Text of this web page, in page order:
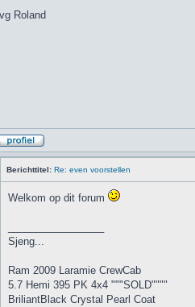
Roland
Berichttitel: Re: even voorstellen
Welkom op dit forum
Sjeng...
Ram 2009 Laramie CrewCab
5.7 Hemi 395 PK 4x4 """SOLD""""
BriliantBlack Crystal Pearl Coat